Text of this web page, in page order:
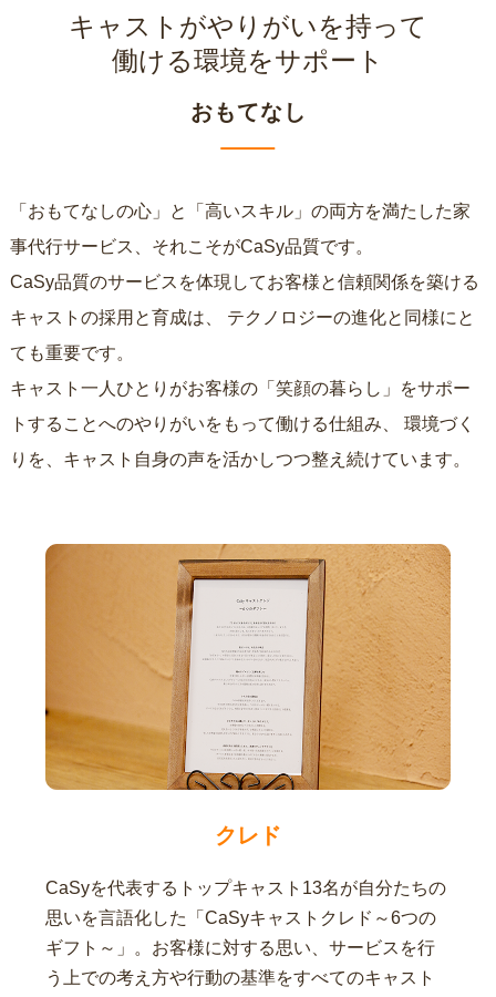
キャストがやりがいを持って
働ける環境をサポート
おもてなし
「おもてなしの心」と「高いスキル」の両方を満たした家
事代行サービス、それこそがCaSy品質です。
CaSy品質のサービスを体現してお客様と信頼関係を築ける
キャストの採用と育成は、
ても重要です。
キャスト一人ひとりがお客様の「笑顔の暮らし」をサポー
トすることへのやりがいをもって働ける仕組み、
りを、キャスト自身の声を活かしつつ整え続けています。
クレド
CaSyを代表するトップキャスト13名が自分たちの
思いを言語化した「CaSyキャストクレド～6つの
ギフト～」。お客様に対する思い、サービスを行
う上での考え方や行動の基準をすべてのキャスト